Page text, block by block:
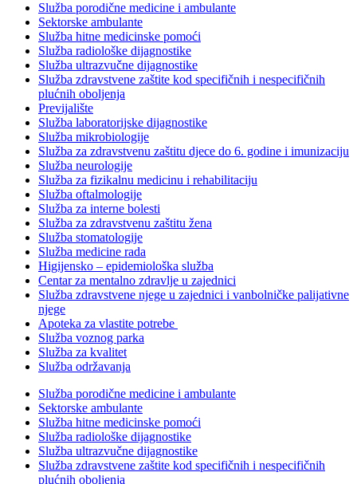
Služba porodične medicine i ambulante
Sektorske ambulante
Služba hitne medicinske pomoći
Služba radiološke dijagnostike
Služba ultrazvučne dijagnostike
Služba zdravstvene zaštite kod specifičnih i nespecifičnih
plućnih oboljenja
Previjalište
Služba laboratorijske dijagnostike
Služba mikrobiologije
Služba za zdravstvenu zaštitu djece do 6. godine i imunizaciju
Služba neurologije
Služba za fizikalnu medicinu i rehabilitaciju
Služba oftalmologije
Služba za interne bolesti
Služba za zdravstvenu zaštitu žena
Služba stomatologije
Služba medicine rada
Higijensko – epidemiološka služba
Centar za mentalno zdravlje u zajednici
Služba zdravstvene njege u zajednici i vanbolničke palijativne
njege
Apoteka za vlastite potrebe
Služba voznog parka
Služba za kvalitet
Služba održavanja
Služba porodične medicine i ambulante
Sektorske ambulante
Služba hitne medicinske pomoći
Služba radiološke dijagnostike
Služba ultrazvučne dijagnostike
Služba zdravstvene zaštite kod specifičnih i nespecifičnih
plućnih oboljenja